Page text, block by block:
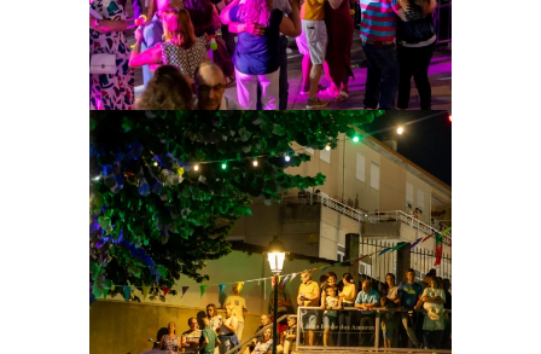
Ampliar